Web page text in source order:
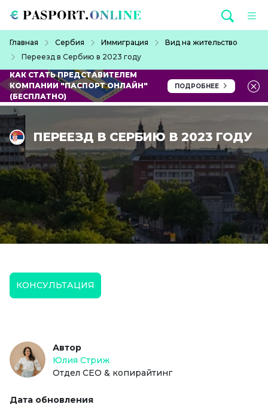
Строка навигации
Главная Сербия Иммиграция
Вид на жительство
Переезд в Сербию в 2023 году
КАК СТАТЬ ПРЕДСТАВИТЕЛЕМ
КОМПАНИИ "ПАСПОРТ ОНЛАЙН"
(БЕСПЛАТНО)
ПОДРОБНЕЕ
ПЕРЕЕЗД В СЕРБИЮ В 2023 ГОДУ
КОНСУЛЬТАЦИЯ
Автор
Юлия Стриж
Отдел СЕО & копирайтинг
Дата обновления